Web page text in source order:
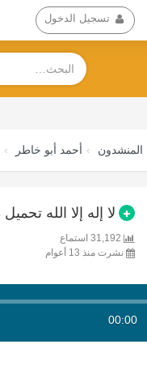
تسجيل الدخول
المنشدون أحمد أبو خاطر
لا إله إلا الله تحميل Mp3
نشرت منذ 13 أعوام
00:00